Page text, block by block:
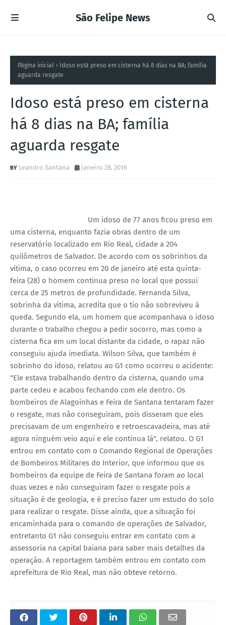
São Felipe News
Página inicial
Idoso está preso em cisterna há 8 dias na BA; família
aguarda resgate
Idoso está preso em cisterna
há 8 dias na BA; família
aguarda resgate
Leandro Santana janeiro 28, 2016
Um idoso de 77 anos ficou preso em
uma cisterna, enquanto fazia obras dentro de um
reservatório localizado em Rio Real, cidade a 204
quilômetros de Salvador. De acordo com os sobrinhos da
vítima, o caso ocorreu em 20 de janeiro até esta quinta-
feira (28) o homem continua preso no local que possui
cerca de 25 metros de profundidade. Fernanda Silva,
sobrinha da vítima, acredita que o tio não sobreviveu à
queda. Segundo ela, um homem que acompanhava o idoso
durante o trabalho chegou a pedir socorro, mas como a
cisterna fica em um local distante da cidade, o rapaz não
conseguiu ajuda imediata. Wilson Silva, que também é
sobrinho do idoso, relatou ao G1 como ocorreu o acidente:
"Ele estava trabalhando dentro da cisterna, quando uma
parte cedeu e acabou fechando com ele dentro. Os
bombeiros de Alagoinhas e Feira de Santana tentaram fazer
o resgate, mas não conseguiram, pois disseram que eles
precisavam de um engenheiro e retroescavadeira, mas até
agora ninguém veio aqui e ele continua lá", relatou. O G1
entrou em contato com o Comando Regional de Operações
de Bombeiros Militares do Interior, que informou que os
bombeiros da equipe de Feira de Santana foram ao local
duas vezes e não conseguiram fazer o resgate pois a
situação é de geologia, e é preciso fazer um estudo do solo
para realizar o resgate. Disse ainda, que a situação foi
encaminhada para o comando de operações de Salvador,
entretanto G1 não conseguiu entrar em contato com a
assessoria na capital baiana para saber mais detalhes da
operação. A reportagem também entrou em contato com
aprefeitura de Rio Real, mas não obteve retorno.